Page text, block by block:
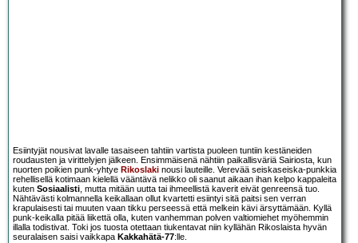
Esiintyjät nousivat lavalle tasaiseen tahtiin vartista puoleen tuntiin kestäneiden
roudausten ja virittelyjen jälkeen. Ensimmäisenä nähtiin paikallisväriä Sairiosta, kun
nuorten poikien punk-yhtye Rikoslaki nousi lauteille. Verevää seiskaseiska-punkkia
rehellisellä kotimaan kielellä vääntävä nelikko oli saanut aikaan ihan kelpo kappaleita
kuten Sosiaalisti, mutta mitään uutta tai ihmeellistä kaverit eivät genreensä tuo.
Nähtävästi kolmannella keikallaan ollut kvartetti esiintyi sitä paitsi sen verran
krapulaisesti tai muuten vaan tikku perseessä että melkein kävi ärsyttämään. Kyllä
punk-keikalla pitää liikettä olla, kuten vanhemman polven valtiomiehet myöhemmin
illalla todistivat. Toki jos tuosta otettaan tiukentavat niin kyllähän Rikoslaista hyvän
seuralaisen saisi vaikkapa Kakkahätä-77:lle.